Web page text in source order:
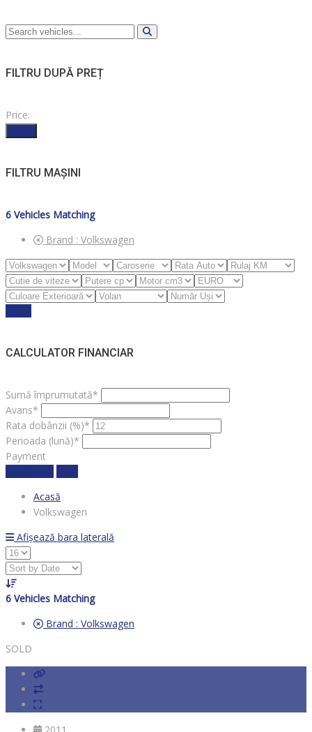
FILTRU DUPĂ PREȚ
Price:
FILTRU MAȘINI
6 Vehicles Matching
Brand : Volkswagen
CALCULATOR FINANCIAR
Sumă împrumutată*
Avans*
Rata dobânzii (%)*
Perioada (lună)*
Payment
Acasă
Volkswagen
Afișează bara laterală
6 Vehicles Matching
Brand : Volkswagen
SOLD